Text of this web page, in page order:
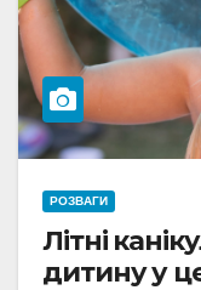
РОЗВАГИ
Літні
дитину у